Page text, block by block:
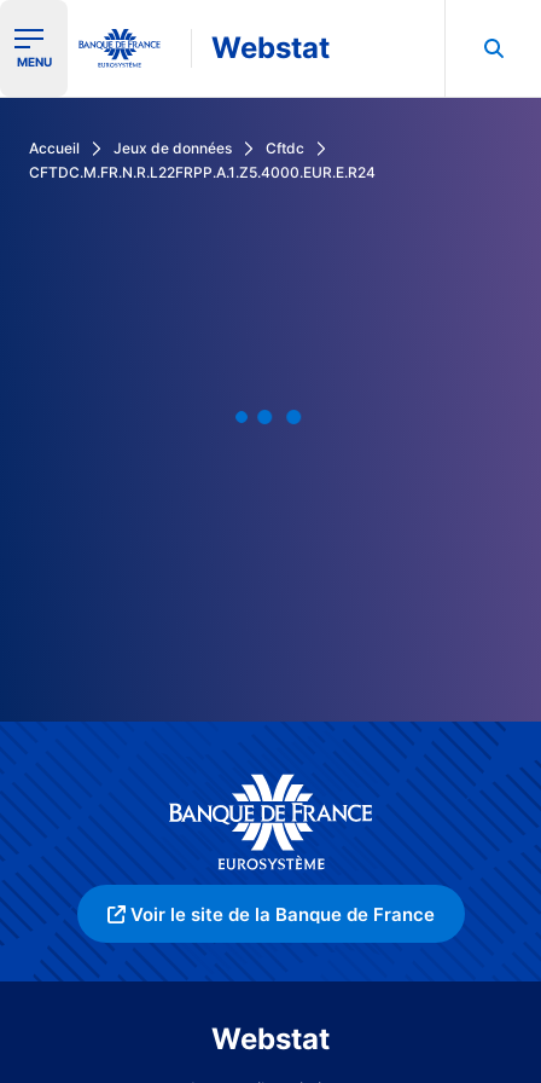
Ouvrir le menu de navigation
MENU Webstat
Accueil Jeux de données
Cftdc
CFTDC.M.FR.N.R.L22FRPP.A.1.Z5.4000.EUR.E.R24
Voir le site de la Banque de France
Webstat